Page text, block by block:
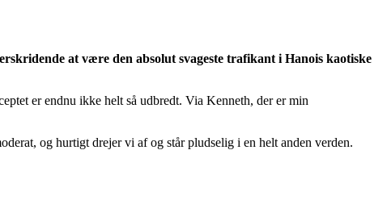
at være den absolut svageste trafikant i Hanois kaotiske
er endnu ikke helt så udbredt. Via Kenneth, der er min
og hurtigt drejer vi af og står pludselig i en helt anden verden.